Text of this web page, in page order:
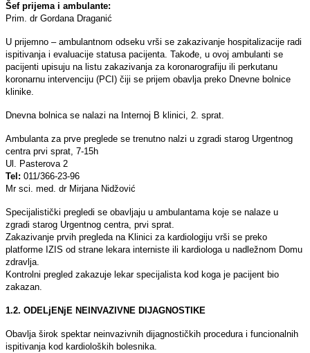
Šef prijema i ambulante:
Prim. dr Gordana Draganić
U prijemno – ambulantnom odseku vrši se zakazivanje hospitalizacije radi
ispitivanja i evaluacije statusa pacijenta. Takođe, u ovoj ambulanti se
pacijenti upisuju na listu zakazivanja za koronarografiju ili perkutanu
koronarnu intervenciju (PCI) čiji se prijem obavlјa preko Dnevne bolnice
klinike.
Dnevna bolnica se nalazi na Internoj B klinici, 2. sprat.
Ambulanta za prve preglede se trenutno nalzi u zgradi starog Urgentnog
centra prvi sprat, 7-15h
Ul. Pasterova 2
Tel: 011/366-23-96
Mr sci. med. dr Mirjana Nidžović
Specijalistički pregledi se obavlјaju u ambulantama koje se nalaze u
zgradi starog Urgentnog centra, prvi sprat.
Zakazivanje prvih pregleda na Klinici za kardiologiju vrši se preko
platforme IZIS od strane lekara interniste ili kardiologa u nadležnom Domu
zdravlјa.
Kontrolni pregled zakazuje lekar specijalista kod koga je pacijent bio
zakazan.
1.2. ODELjENјE NEINVAZIVNE DIJAGNOSTIKE
Obavlјa širok spektar neinvazivnih dijagnostičkih procedura i funcionalnih
ispitivanja kod kardioloških bolesnika.